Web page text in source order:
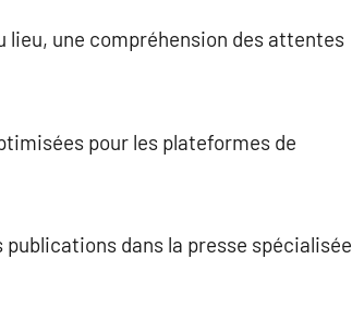
lieu, une compréhension des attentes
pour les plateformes de
dans la presse spécialisée